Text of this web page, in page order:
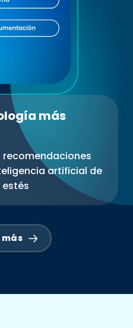
más
recomendaciones
artificial de
estés
más